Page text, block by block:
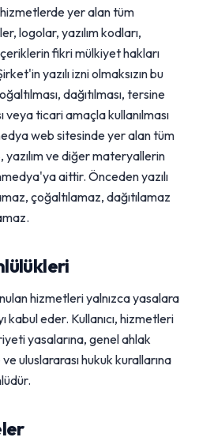
yer alan tüm
logolar, yazılım kodları,
fikri mülkiyet hakları
yazılı izni olmaksızın bu
dağıtılması, tersine
ticari amaçla kullanılması
web sitesinde yer alan tüm
ve diğer materyallerin
aittir. Önceden yazılı
çoğaltılamaz, dağıtılamaz
hizmetleri yalnızca yasalara
kabul eder. Kullanıcı, hizmetleri
yasalarına, genel ahlak
uluslararası hukuk kurallarına